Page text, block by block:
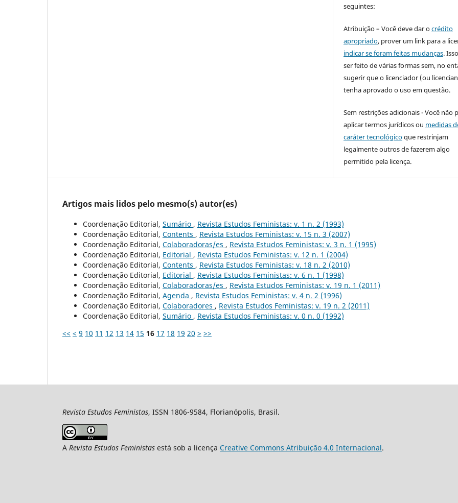
seguintes:
Atribuição – Você deve dar ocrédito
apropriado, prover um link para a
indicar se foram feitas mudanças.
ser feito de várias formas sem, no
sugerir que o licenciador (ou
tenha aprovado o uso em questão.
Sem restrições adicionais - Você não
aplicar termos jurídicos ou medidas
caráter tecnológicoque restrinjam
legalmente outros de fazerem algo
permitido pela licença.
Artigos mais lidos pelo mesmo(s) autor(es)
Coordenação Editorial, Sumário , Revista Estudos Feministas: v. 1 n. 2 (1993)
Coordenação Editorial, Contents , Revista Estudos Feministas: v. 15 n. 3 (2007)
Coordenação Editorial, Colaboradoras/es , Revista Estudos Feministas: v. 3 n. 1 (1995)
Coordenação Editorial, Editorial , Revista Estudos Feministas: v. 12 n. 1 (2004)
Coordenação Editorial, Contents , Revista Estudos Feministas: v. 18 n. 2 (2010)
Coordenação Editorial, Editorial , Revista Estudos Feministas: v. 6 n. 1 (1998)
Coordenação Editorial, Colaboradoras/es , Revista Estudos Feministas: v. 19 n. 1 (2011)
Coordenação Editorial, Agenda , Revista Estudos Feministas: v. 4 n. 2 (1996)
Coordenação Editorial, Colaboradores , Revista Estudos Feministas: v. 19 n. 2 (2011)
Coordenação Editorial, Sumário , Revista Estudos Feministas: v. 0 n. 0 (1992)
<< < 9 10 11 12 13 14 15 16 17 18 19 20 > >>
Revista Estudos Feministas, ISSN 1806-9584, Florianópolis, Brasil.
A Revista Estudos Feministas está sob a licença Creative Commons Atribuição 4.0 Internacional.